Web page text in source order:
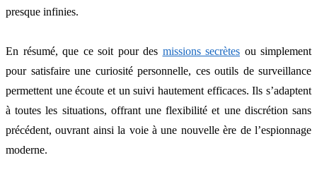
presque infinies.
En résumé, que ce soit pour des missions secrètes ou simplement
pour satisfaire une curiosité personnelle, ces outils de surveillance
permettent une écoute et un suivi hautement efficaces. Ils s’adaptent
à toutes les situations, offrant une flexibilité et une discrétion sans
précédent, ouvrant ainsi la voie à une nouvelle ère de l’espionnage
moderne.